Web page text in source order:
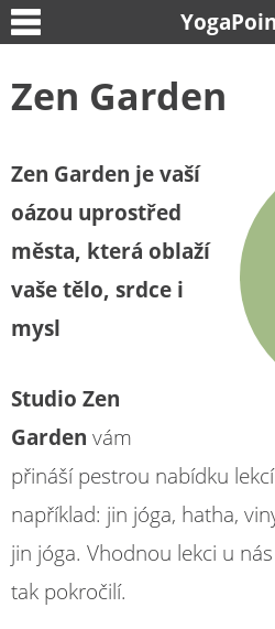
Zen Garden
Zen Garden je vaší
oázou uprostřed
města, která oblaží
vaše tělo, srdce i
mysl
Studio Zen
Garden vám
přináší pestrou nabídku
například: jin jóga, hatha,
jin jóga. Vhodnou lekci u
tak pokročilí.